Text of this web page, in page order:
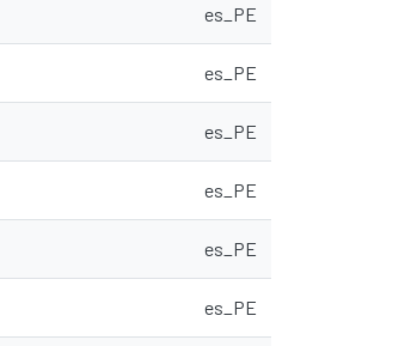
es_PE
es_PE
es_PE
es_PE
es_PE
es_PE